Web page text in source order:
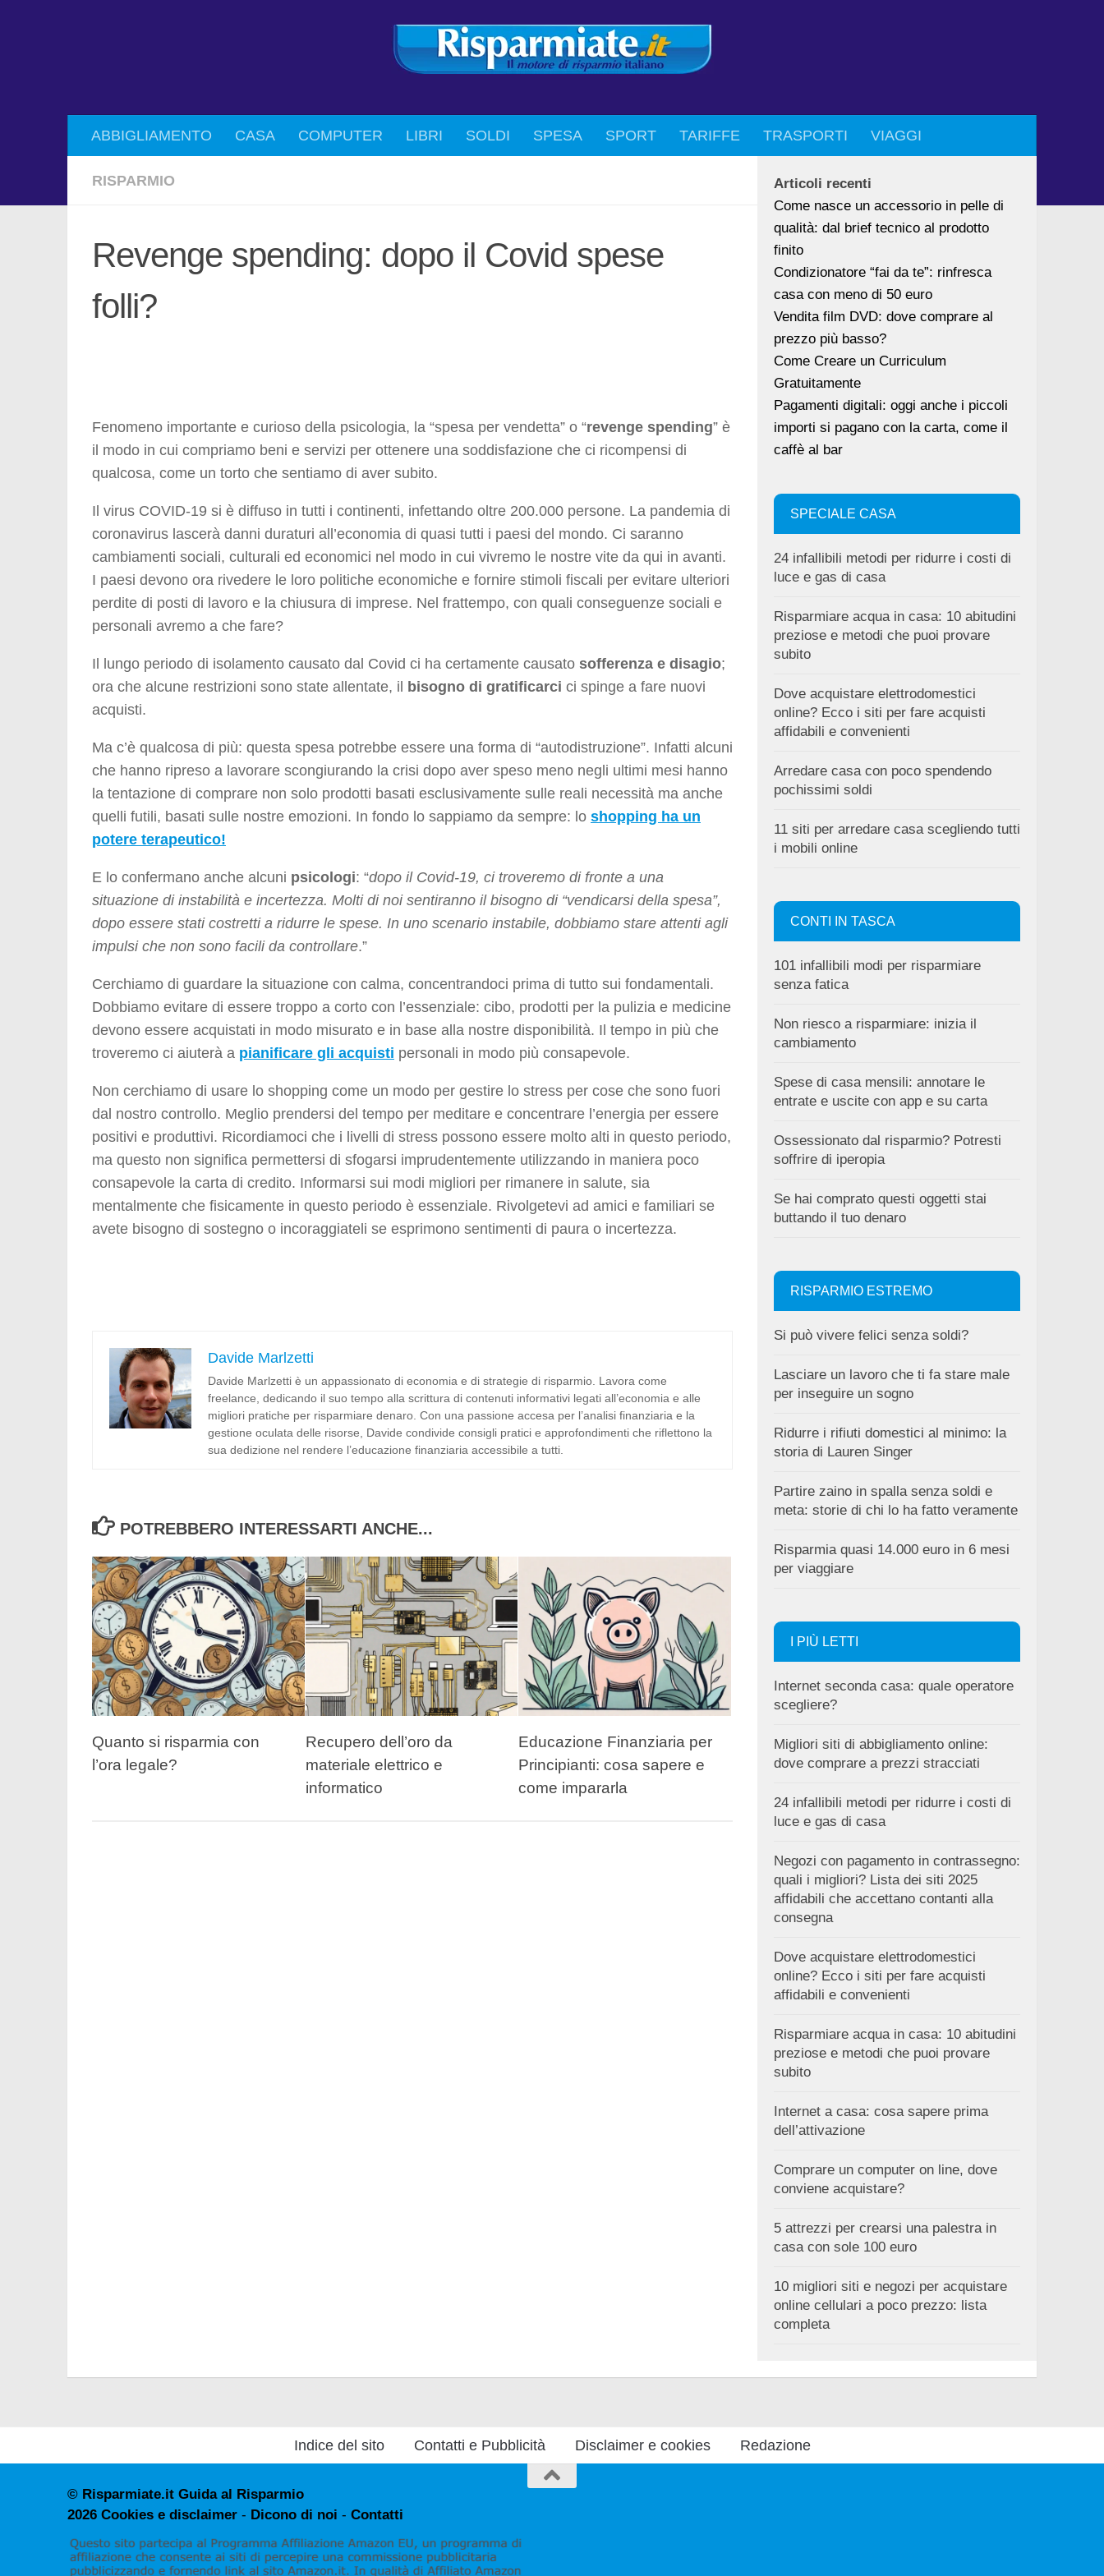
ABBIGLIAMENTO CASA COMPUTER LIBRI SOLDI SPESA SPORT TARIFFE TRASPORTI VIAGGI
RISPARMIO
Revenge spending: dopo il Covid spese
folli?
Fenomeno importante e curioso della psicologia, la “spesa per vendetta” o “revenge spending” è
il modo in cui compriamo beni e servizi per ottenere una soddisfazione che ci ricompensi di
qualcosa, come un torto che sentiamo di aver subito.
Il virus COVID-19 si è diffuso in tutti i continenti, infettando oltre 200.000 persone. La pandemia di
coronavirus lascerà danni duraturi all’economia di quasi tutti i paesi del mondo. Ci saranno
cambiamenti sociali, culturali ed economici nel modo in cui vivremo le nostre vite da qui in avanti.
I paesi devono ora rivedere le loro politiche economiche e fornire stimoli fiscali per evitare ulteriori
perdite di posti di lavoro e la chiusura di imprese. Nel frattempo, con quali conseguenze sociali e
personali avremo a che fare?
Il lungo periodo di isolamento causato dal Covid ci ha certamente causato sofferenza e disagio;
ora che alcune restrizioni sono state allentate, il
bisogno di gratificarci ci spinge a fare nuovi
acquisti.
Ma c’è qualcosa di più: questa spesa potrebbe essere una forma di “autodistruzione”. Infatti alcuni
che hanno ripreso a lavorare scongiurando la crisi dopo aver speso meno negli ultimi mesi hanno
la tentazione di comprare non solo prodotti basati esclusivamente sulle reali necessità ma anche
quelli futili, basati sulle nostre emozioni. In fondo lo sappiamo da sempre: lo shopping ha un
potere terapeutico!
E lo confermano anche alcuni psicologi: “dopo il Covid-19, ci troveremo di fronte a una
situazione di instabilità e incertezza. Molti di noi sentiranno il bisogno di “vendicarsi della spesa”,
dopo essere stati costretti a ridurre le spese. In uno scenario instabile, dobbiamo stare attenti agli
impulsi che non sono facili da controllare.”
Cerchiamo di guardare la situazione con calma, concentrandoci prima di tutto sui fondamentali.
Dobbiamo evitare di essere troppo a corto con l’essenziale: cibo, prodotti per la pulizia e medicine
devono essere acquistati in modo misurato e in base alla nostre disponibilità. Il tempo in più che
troveremo ci aiuterà a pianificare gli acquisti personali in modo più consapevole.
Non cerchiamo di usare lo shopping come un modo per gestire lo stress per cose che sono fuori
dal nostro controllo. Meglio prendersi del tempo per meditare e concentrare l’energia per essere
positivi e produttivi. Ricordiamoci che i livelli di stress possono essere molto alti in questo periodo,
ma questo non significa permettersi di sfogarsi imprudentemente utilizzando in maniera poco
consapevole la carta di credito. Informarsi sui modi migliori per rimanere in salute, sia
mentalmente che fisicamente in questo periodo è essenziale. Rivolgetevi ad amici e familiari se
avete bisogno di sostegno o incoraggiateli se esprimono sentimenti di paura o incertezza.
Davide Marlzetti
Davide Marlzetti è un appassionato di economia e di strategie di risparmio. Lavora come
freelance, dedicando il suo tempo alla scrittura di contenuti informativi legati all’economia e alle
migliori pratiche per risparmiare denaro. Con una passione accesa per l’analisi finanziaria e la
gestione oculata delle risorse, Davide condivide consigli pratici e approfondimenti che riflettono la
sua dedizione nel rendere l’educazione finanziaria accessibile a tutti.
POTREBBERO INTERESSARTI ANCHE...
Quanto si risparmia con
l’ora legale?
Recupero dell’oro da
materiale elettrico e
informatico
Educazione Finanziaria per
Principianti: cosa sapere e
come impararla
Articoli recenti
Come nasce un accessorio in pelle di
qualità: dal brief tecnico al prodotto
finito
Condizionatore “fai da te”: rinfresca
casa con meno di 50 euro
Vendita film DVD: dove comprare al
prezzo più basso?
Come Creare un Curriculum
Gratuitamente
Pagamenti digitali: oggi anche i piccoli
importi si pagano con la carta, come il
caffè al bar
SPECIALE CASA
24 infallibili metodi per ridurre i costi di
luce e gas di casa
Risparmiare acqua in casa: 10 abitudini
preziose e metodi che puoi provare
subito
Dove acquistare elettrodomestici
online? Ecco i siti per fare acquisti
affidabili e convenienti
Arredare casa con poco spendendo
pochissimi soldi
11 siti per arredare casa scegliendo tutti
i mobili online
CONTI IN TASCA
101 infallibili modi per risparmiare
senza fatica
Non riesco a risparmiare: inizia il
cambiamento
Spese di casa mensili: annotare le
entrate e uscite con app e su carta
Ossessionato dal risparmio? Potresti
soffrire di iperopia
Se hai comprato questi oggetti stai
buttando il tuo denaro
RISPARMIO ESTREMO
Si può vivere felici senza soldi?
Lasciare un lavoro che ti fa stare male
per inseguire un sogno
Ridurre i rifiuti domestici al minimo: la
storia di Lauren Singer
Partire zaino in spalla senza soldi e
meta: storie di chi lo ha fatto veramente
Risparmia quasi 14.000 euro in 6 mesi
per viaggiare
I PIÙ LETTI
Internet seconda casa: quale operatore
scegliere?
Migliori siti di abbigliamento online:
dove comprare a prezzi stracciati
24 infallibili metodi per ridurre i costi di
luce e gas di casa
Negozi con pagamento in contrassegno:
quali i migliori? Lista dei siti 2025
affidabili che accettano contanti alla
consegna
Dove acquistare elettrodomestici
online? Ecco i siti per fare acquisti
affidabili e convenienti
Risparmiare acqua in casa: 10 abitudini
preziose e metodi che puoi provare
subito
Internet a casa: cosa sapere prima
dell’attivazione
Comprare un computer on line, dove
conviene acquistare?
5 attrezzi per crearsi una palestra in
casa con sole 100 euro
10 migliori siti e negozi per acquistare
online cellulari a poco prezzo: lista
completa
Indice del sito Contatti e Pubblicità Disclaimer e cookies Redazione
© Risparmiate.it Guida al Risparmio
2026 Cookies e disclaimer - Dicono di noi - Contatti